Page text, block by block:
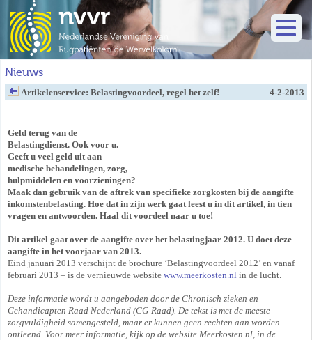
Nieuws
Artikelenservice: Belastingvoordeel, regel het zelf! 4-2-2013
Geld terug van de
Belastingdienst. Ook voor u.
Geeft u veel geld uit aan
medische behandelingen, zorg,
hulpmiddelen en voorzieningen?
Maak dan gebruik van de aftrek van specifieke zorgkosten bij de aangifte
inkomstenbelasting. Hoe dat in zijn werk gaat leest u in dit artikel, in tien
vragen en antwoorden. Haal dit voordeel naar u toe!
Dit artikel gaat over de aangifte over het belastingjaar 2012. U doet deze
aangifte in het voorjaar van 2013.
Eind januari 2013 verschijnt de brochure ‘Belastingvoordeel 2012’ en vanaf
februari 2013 – is de vernieuwde website www.meerkosten.nl in de lucht.
Deze informatie wordt u aangeboden door de Chronisch zieken en
Gehandicapten Raad Nederland (CG-Raad). De tekst is met de meeste
zorgvuldigheid samengesteld, maar er kunnen geen rechten aan worden
ontleend. Voor meer informatie, kijk op de website Meerkosten.nl, in de